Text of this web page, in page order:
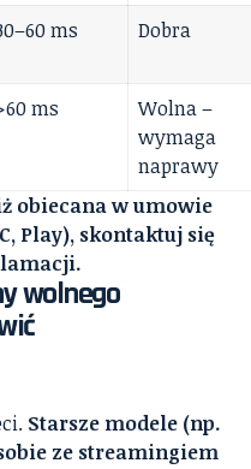
ms Dobra
ms
Wolna –
wymaga
naprawy
obiecana w umowie
Play), skontaktuj się
wolnego
Starsze modele (np.
ze streamingiem